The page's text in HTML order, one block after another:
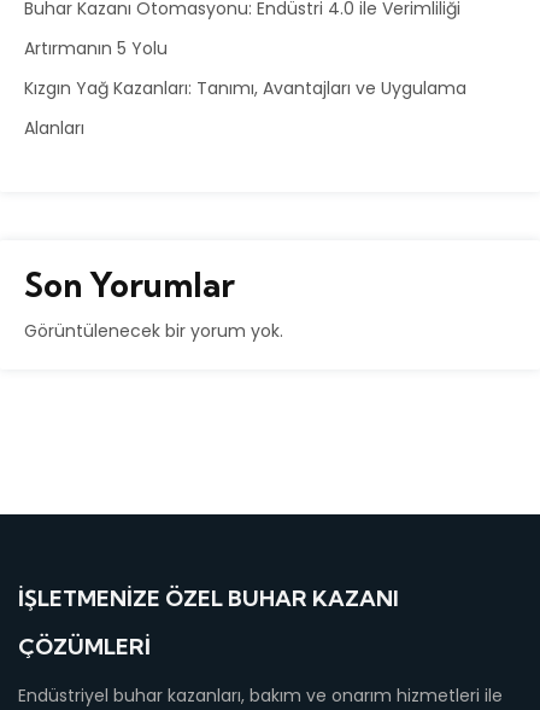
Buhar Kazanı Otomasyonu: Endüstri 4.0 ile Verimliliği
Artırmanın 5 Yolu
Kızgın Yağ Kazanları: Tanımı, Avantajları ve Uygulama
Alanları
Son Yorumlar
Görüntülenecek bir yorum yok.
İŞLETMENIZE ÖZEL BUHAR KAZANI
ÇÖZÜMLERI
Endüstriyel buhar kazanları, bakım ve onarım hizmetleri ile